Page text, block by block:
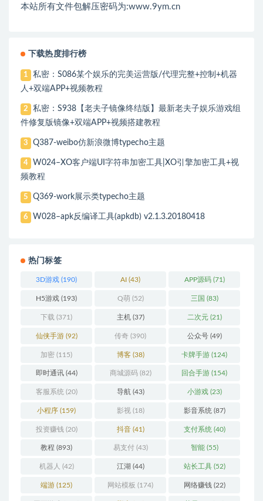
本站所有文件包解压密码为:www.9ym.cn
下载热度排行榜
1
私密：S086某个娱乐的完美运营版/代理完整+控制+机器
人+双端APP+视频教程
2
私密：S938【老夫子镜像终结版】最新老夫子娱乐游戏组
件修复版镜像+双端APP+视频搭建教程
3 Q387-weibo仿新浪微博typecho主题
4
W024–XO客户端UI字符串加密工具|XO引擎加密工具+视
频教程
5 Q369-work展示类typecho主题
6 W028–apk反编译工具(apkdb) v2.1.3.20180418
热门标签
3D游戏 (190) AI (43) APP源码(71)
H5游戏 (193) Q萌 (52) 三国 (83)
下载 (371) 主机(37) 二次元(21)
仙侠手游(92) 传奇 (390) 公众号(49)
加密 (115) 博客(38) 卡牌手游 (124)
即时通讯(44) 商城源码(82) 回合手游 (154)
客服系统 (20) 导航(43) 小游戏(23)
小程序 (159) 影视(18) 影音系统 (87)
投资赚钱 (20) 抖音(41) 支付系统 (40)
教程 (893) 易支付(43) 智能(55)
机器人 (42) 江湖 (44) 站长工具(52)
端游 (125) 网站模板 (174) 网络赚钱(22)